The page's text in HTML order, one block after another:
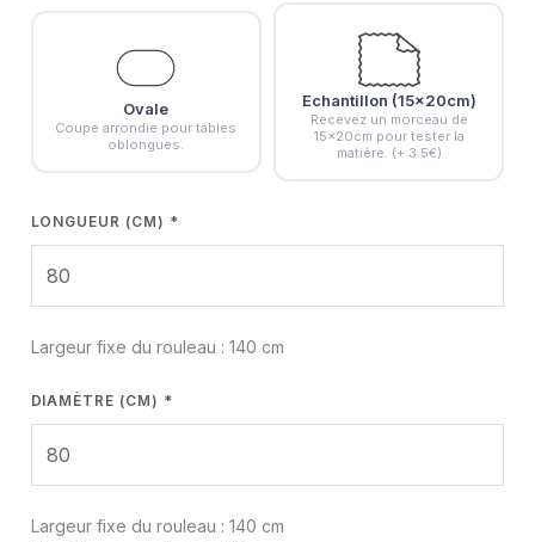
Ovale
Coupe arrondie pour tables
oblongues.
Echantillon (15x20cm)
Recevez un morceau de
15x20cm pour tester la
matière. (+ 3.5€)
LONGUEUR (CM) *
Largeur fixe du rouleau : 140 cm
DIAMÈTRE (CM) *
Largeur fixe du rouleau : 140 cm